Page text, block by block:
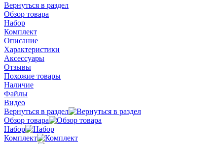
Вернуться в раздел
Обзор товара
Набор
Комплект
Описание
Характеристики
Аксессуары
Отзывы
Похожие товары
Наличие
Файлы
Видео
Вернуться в раздел
Обзор товара
Набор
Комплект